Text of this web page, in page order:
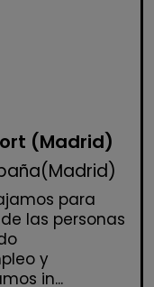
(Madrid)
para
las personas
y
in...